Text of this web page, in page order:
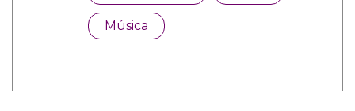
Música